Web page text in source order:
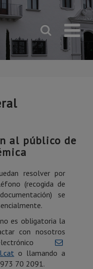
al público de
resolver por
(recogida de
se
es obligatoria la
con nosotros
o llamando a
70 2091.